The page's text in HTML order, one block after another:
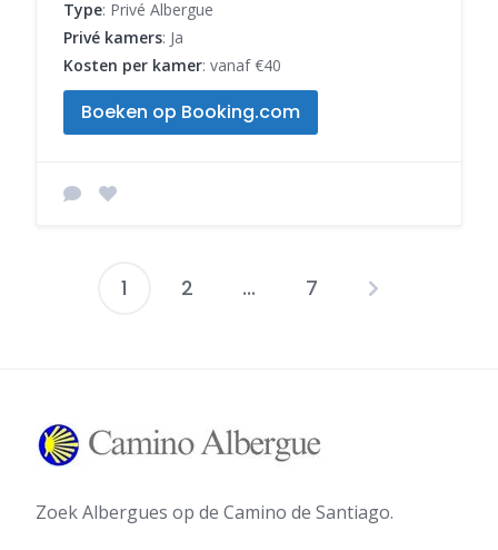
Type: Privé Albergue
Privé kamers: Ja
Kosten per kamer: vanaf €40
Boeken op Booking.com
Berichten
1 2 ... 7
Zoek Albergues op de Camino de Santiago.